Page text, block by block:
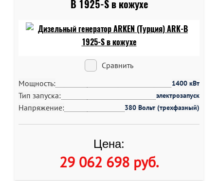
B 1925-S в кожухе
Сравнить
Мощность:
1400 кВт
Тип запуска: электрозапуск
Напряжение: 380 Вольт (трехфазный)
Цена:
29 062 698 руб.